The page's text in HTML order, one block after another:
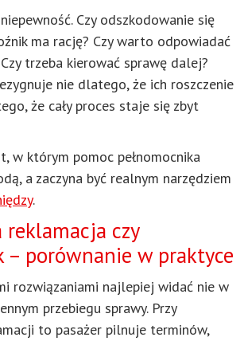
Czy odszkodowanie się
ma rację? Czy warto odpowiadać
trzeba kierować sprawę dalej?
nie dlatego, że ich roszczenie
że cały proces staje się zbyt
w którym pomoc pełnomocnika
a zaczyna być realnym narzędziem
.
reklamacja czy
– porównanie w praktyce
rozwiązaniami najlepiej widać nie w
przebiegu sprawy. Przy
to pasażer pilnuje terminów,